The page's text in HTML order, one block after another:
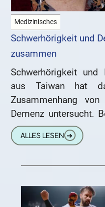
Medizinisches
Schwerhörigkeit und
zusammen
Schwerhörigkeit und
aus Taiwan hat
Zusammenhang
Demenz untersucht.
65-Jährigen sind
ALLES LESEN ➔